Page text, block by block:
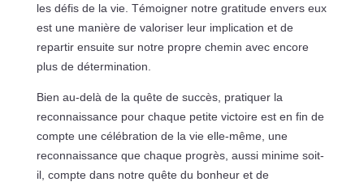
les défis de la vie. Témoigner notre gratitude envers eux
est une manière de valoriser leur implication et de
repartir ensuite sur notre propre chemin avec encore
plus de détermination.
Bien au-delà de la quête de succès, pratiquer la
reconnaissance pour chaque petite victoire est en fin de
compte une célébration de la vie elle-même, une
reconnaissance que chaque progrès, aussi minime soit-
il, compte dans notre quête du bonheur et de